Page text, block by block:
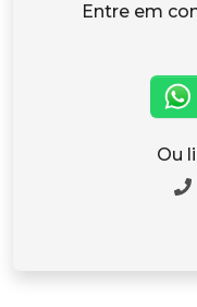
Entre em
Ou